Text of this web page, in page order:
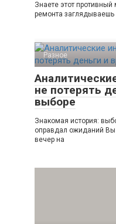
Знаете этот
ремонта заглядываешь
Разное
не потерять
выборе
Знакомая история:
оправдал ожиданий Вы
вечер на